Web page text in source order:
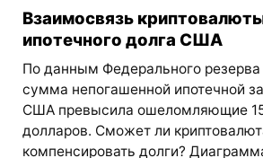
Взаимосвязь
ипотечного долга США
По данным Федерального
сумма непогашенной ипотечной
США превысила ошеломляющие
долларов. Сможет ли
компенсировать долги?